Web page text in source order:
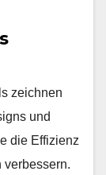
zeichnen
und
die Effizienz
verbessern.